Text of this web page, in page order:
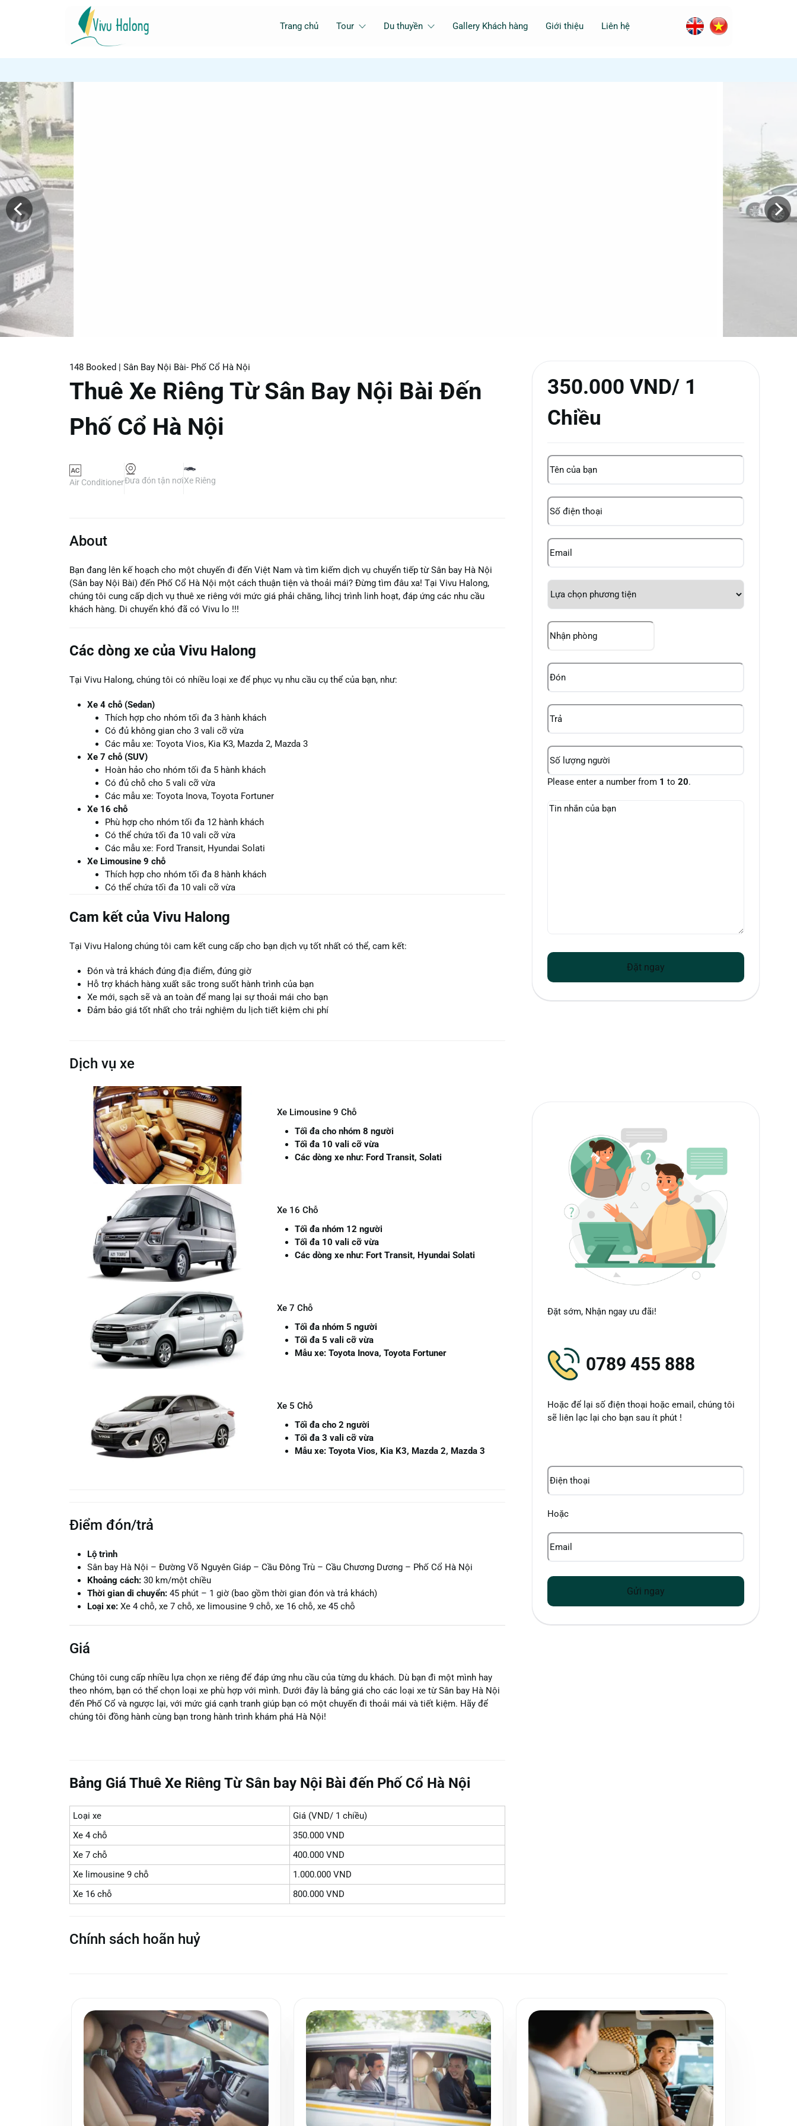
Trang chủ Tour Du thuyền Gallery Khách hàng Giới thiệu Liên hệ
148 Booked | Sân Bay Nội Bài- Phố Cổ Hà Nội
Thuê Xe Riêng Từ Sân Bay Nội Bài Đến
Phố Cổ Hà Nội
Air ConditionerĐưa đón tận nơiXe Riêng
About
Bạn đang lên kế hoạch cho một chuyến đi đến Việt Nam và tìm kiếm dịch vụ chuyển tiếp từ Sân bay Hà Nội
(Sân bay Nội Bài) đến Phố Cổ Hà Nội một cách thuận tiện và thoải mái? Đừng tìm đâu xa! Tại Vivu Halong,
chúng tôi cung cấp dịch vụ thuê xe riêng với mức giá phải chăng, lihcj trình linh hoạt, đáp ứng các nhu cầu
khách hàng. Di chuyển khó đã có Vivu lo !!!
Các dòng xe của Vivu Halong
Tại Vivu Halong, chúng tôi có nhiều loại xe để phục vụ nhu cầu cụ thể của bạn, như:
Xe 4 chỗ (Sedan)
Thích hợp cho nhóm tối đa 3 hành khách
Có đủ không gian cho 3 vali cỡ vừa
Các mẫu xe: Toyota Vios, Kia K3, Mazda 2, Mazda 3
Xe 7 chỗ (SUV)
Hoàn hảo cho nhóm tối đa 5 hành khách
Có đủ chỗ cho 5 vali cỡ vừa
Các mẫu xe: Toyota Inova, Toyota Fortuner
Xe 16 chỗ
Phù hợp cho nhóm tối đa 12 hành khách
Có thể chứa tối đa 10 vali cỡ vừa
Các mẫu xe: Ford Transit, Hyundai Solati
Xe Limousine 9 chỗ
Thích hợp cho nhóm tối đa 8 hành khách
Có thể chứa tối đa 10 vali cỡ vừa
Cam kết của Vivu Halong
Tại Vivu Halong chúng tôi cam kết cung cấp cho bạn dịch vụ tốt nhất có thể, cam kết:
Đón và trả khách đúng địa điểm, đúng giờ
Hỗ trợ khách hàng xuất sắc trong suốt hành trình của bạn
Xe mới, sạch sẽ và an toàn để mang lại sự thoải mái cho bạn
Đảm bảo giá tốt nhất cho trải nghiệm du lịch tiết kiệm chi phí
Dịch vụ xe
Xe Limousine 9 Chỗ
Tối đa cho nhóm 8 người
Tối đa 10 vali cỡ vừa
Các dòng xe như: Ford Transit, Solati
Xe 16 Chỗ
Tối đa nhóm 12 người
Tối đa 10 vali cỡ vừa
Các dòng xe như: Fort Transit, Hyundai Solati
Xe 7 Chỗ
Tối đa nhóm 5 người
Tối đa 5 vali cỡ vừa
Mẫu xe: Toyota Inova, Toyota Fortuner
Xe 5 Chỗ
Tối đa cho 2 người
Tối đa 3 vali cỡ vừa
Mẫu xe: Toyota Vios, Kia K3, Mazda 2, Mazda 3
Điểm đón/trả
Lộ trình
Sân bay Hà Nội – Đường Võ Nguyên Giáp – Cầu Đông Trù – Cầu Chương Dương – Phố Cổ Hà Nội
Khoảng cách: 30 km/một chiều
Thời gian di chuyển: 45 phút – 1 giờ (bao gồm thời gian đón và trả khách)
Loại xe: Xe 4 chỗ, xe 7 chỗ, xe limousine 9 chỗ, xe 16 chỗ, xe 45 chỗ
Giá
Chúng tôi cung cấp nhiều lựa chọn xe riêng để đáp ứng nhu cầu của từng du khách. Dù bạn đi một mình hay
theo nhóm, bạn có thể chọn loại xe phù hợp với mình. Dưới đây là bảng giá cho các loại xe từ Sân bay Hà Nội
đến Phố Cổ và ngược lại, với mức giá cạnh tranh giúp bạn có một chuyến đi thoải mái và tiết kiệm. Hãy để
chúng tôi đồng hành cùng bạn trong hành trình khám phá Hà Nội!
Bảng Giá Thuê Xe Riêng Từ Sân bay Nội Bài đến Phố Cổ Hà Nội
Loại xe
Giá (VND/ 1 chiều)
Xe 4 chỗ
350.000 VND
Xe 7 chỗ
400.000 VND
Xe limousine 9 chỗ
1.000.000 VND
Xe 16 chỗ
800.000 VND
Chính sách hoãn huỷ
350.000 VND/ 1
Chiều
Tên
của
bạn
Điện
thoại
Email
Lựa
chọn
phương
tiện
Nhận
phòng (Required)
DD
MM
slash
YYYY
Đón
Trả
Số
lượng
người
(Required)
Please enter a number from 1 to 20.
Tin
Đặt sớm, Nhận ngay ưu đãi!
0789 455 888
Hoặc để lại số điện thoại hoặc email, chúng tôi
sẽ liên lạc lại cho bạn sau ít phút !
Điện
thoại
Hoặc
Email